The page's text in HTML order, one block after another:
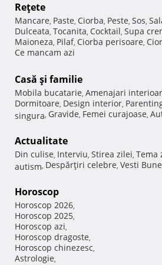
Reţete
Mancare, Paste, Ciorba, Peste, Sos,
Dulceata, Tocanita, Cocktail, Supa
Maioneza, Pilaf, Ciorba perisoare,
Ce mancam azi
Casă şi familie
Mobila bucatarie, Amenajari
Dormitoare, Design interior,
singura, Gravide, Femei curajoase,
Actualitate
Din culise, Interviu, Stirea zilei, Tema
autism, Despărţiri celebre, Vesti Bune
Horoscop
Horoscop 2026,
Horoscop 2025,
Horoscop azi,
Horoscop dragoste,
Horoscop chinezesc,
Astrologie,